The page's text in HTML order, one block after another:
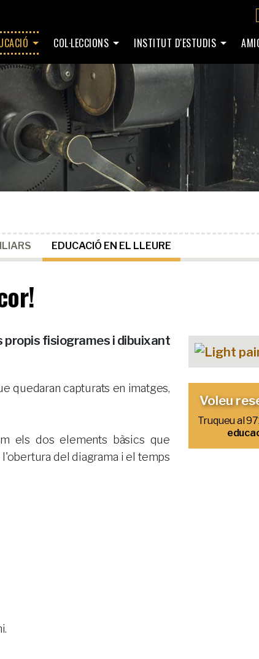
COL·LECCIONS INSTITUT D'ESTUDIS
EDUCACIÓ EN EL LLEURE
propis fisiogrames i dibuixant
quedaran capturats en imatges,
els dos elements bàsics que
del diagrama i el temps
Voleu
Truqueu al